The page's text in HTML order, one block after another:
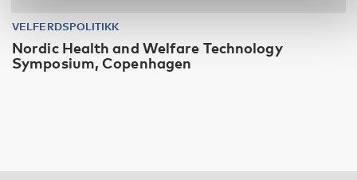
VELFERDSPOLITIKK
Nordic Health and Welfare Technology
Symposium, Copenhagen